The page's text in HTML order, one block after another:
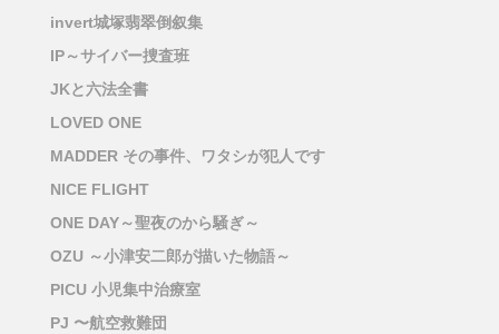
invert城塚翡翠倒叙集
IP～サイバー捜査班
JKと六法全書
LOVED ONE
MADDER その事件、ワタシが犯人です
NICE FLIGHT
ONE DAY～聖夜のから騒ぎ～
OZU ～小津安二郎が描いた物語～
PICU 小児集中治療室
PJ 〜航空救難団